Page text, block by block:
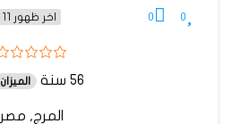
0
0 اخر ظهور 11 الشهور منذ
56 سنة الميزان
المرج, مصر